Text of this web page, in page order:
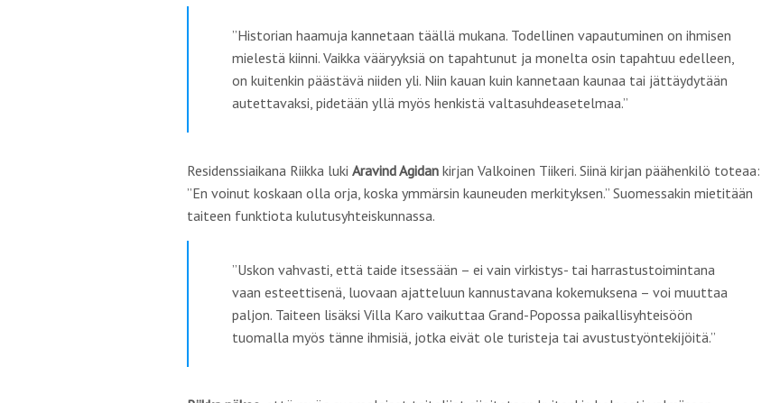
”Historian haamuja kannetaan täällä mukana. Todellinen vapautuminen on ihmisen
mielestä kiinni. Vaikka vääryyksiä on tapahtunut ja monelta osin tapahtuu edelleen,
on kuitenkin päästävä niiden yli. Niin kauan kuin kannetaan kaunaa tai jättäydytään
autettavaksi, pidetään yllä myös henkistä valtasuhdeasetelmaa.”
Residenssiaikana Riikka luki Aravind Agidan kirjan Valkoinen Tiikeri. Siinä kirjan päähenkilö toteaa:
”En voinut koskaan olla orja, koska ymmärsin kauneuden merkityksen.” Suomessakin mietitään
taiteen funktiota kulutusyhteiskunnassa.
”Uskon vahvasti, että taide itsessään – ei vain virkistys- tai harrastustoimintana
vaan esteettisenä, luovaan ajatteluun kannustavana kokemuksena – voi muuttaa
paljon. Taiteen lisäksi Villa Karo vaikuttaa Grand-Popossa paikallisyhteisöön
tuomalla myös tänne ihmisiä, jotka eivät ole turisteja tai avustustyöntekijöitä.”